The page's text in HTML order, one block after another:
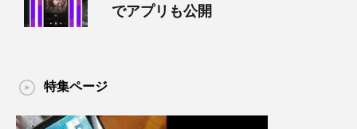
でアプリも公開
特集ページ